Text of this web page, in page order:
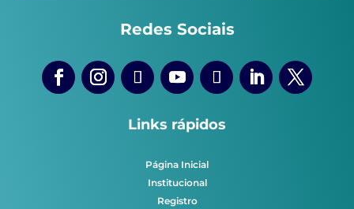
Redes Sociais
Links rápidos
Página Inicial
Institucional
Registro